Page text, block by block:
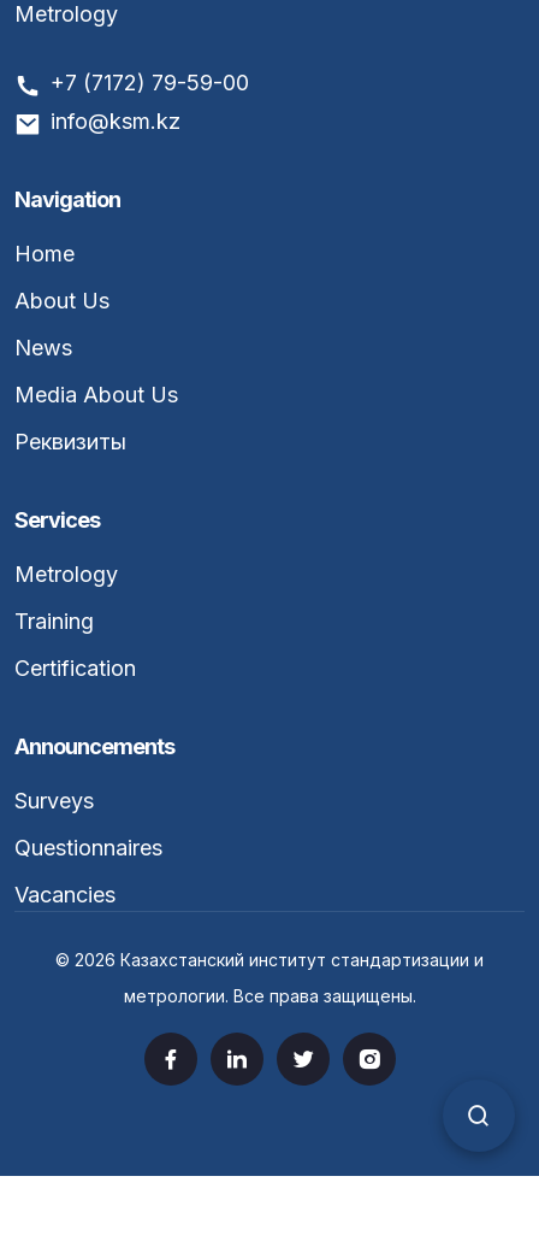
Metrology
+7 (7172) 79-59-00
info@ksm.kz
Navigation
Home
About Us
News
Media About Us
Реквизиты
Services
Metrology
Training
Certification
Announcements
Surveys
Questionnaires
Vacancies
© 2026 Казахстанский институт стандартизации и
метрологии. Все права защищены.